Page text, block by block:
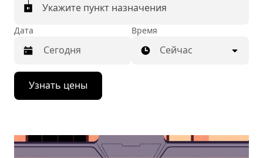
Укажите пункт назначения
Дата
Нажмите
стрелку
вниз,
календарю
Время
Сейчас
Узнать цены